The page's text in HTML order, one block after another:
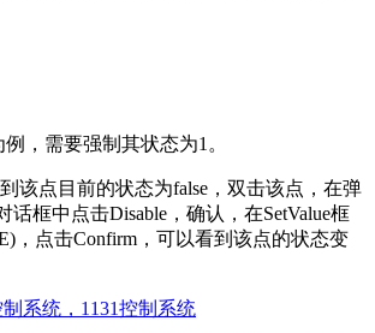
例，需要强制其状态为1。
该点目前的状态为false，双击该点，在弹
话框中点击Disable，确认，在SetValue框
，点击Confirm，可以看到该点的状态变
系统，1131控制系统